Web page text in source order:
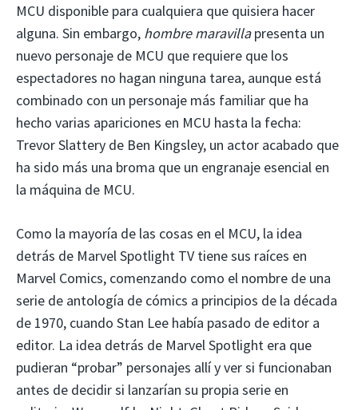
MCU disponible para cualquiera que quisiera hacer
alguna. Sin embargo, hombre maravillapresenta un
nuevo personaje de MCU que requiere que los
espectadores no hagan ninguna tarea, aunque está
combinado con un personaje más familiar que ha
hecho varias apariciones en MCU hasta la fecha:
Trevor Slattery de Ben Kingsley, un actor acabado que
ha sido más una broma que un engranaje esencial en
la máquina de MCU.
Como la mayoría de las cosas en el MCU, la idea
detrás de Marvel Spotlight TV tiene sus raíces en
Marvel Comics, comenzando como el nombre de una
serie de antología de cómics a principios de la década
de 1970, cuando Stan Lee había pasado de editor a
editor. La idea detrás de Marvel Spotlight era que
pudieran “probar” personajes allí y ver si funcionaban
antes de decidir si lanzarían su propia serie en